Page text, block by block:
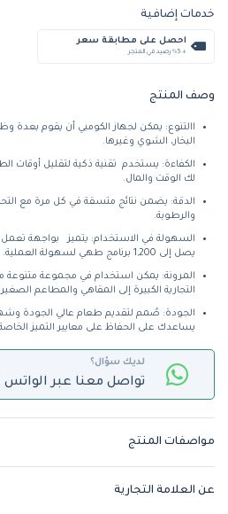
خدمات إضافية
احصل على مطابقة سعر
+ %5 رصيد في المتجر
وصف المنتج
االتنوع: يمكن لجهاز الكومبي أن يقوم بعدة
البخار، الشوي وغيرها.
الكفاءة: يستخدم تقنية ذكية لتقليل أوقات
لك الوقت والمال.
الدقة: يضمن نتائج متسقة في كل مرة مع
والرطوبة.
السهولة في الاستخدام: يتميز بواجهة
يصل إلى 1,200 برنامج طهي لسهولة العملية.
المرونة: يمكن استخدام في مجموعة متنوعة
التجارية الكبيرة إلى المقاهي والمطاعم
الجودة: صُمم لتقديم طعام عالي الجودة
يساعدك على الحفاظ على معايير التميز
لديك سؤال؟
تواصل معنا عبر
مواصفات المنتج
عن العلامة التجارية